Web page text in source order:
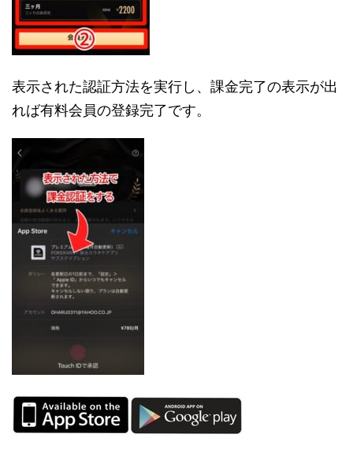
表示された認証方法を実行し、課金完了の表示が出
れば有料会員の登録完了です。